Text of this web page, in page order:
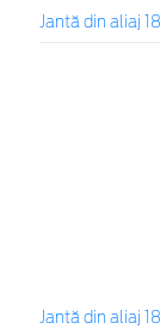
Jantă din aliaj
Jantă din aliaj